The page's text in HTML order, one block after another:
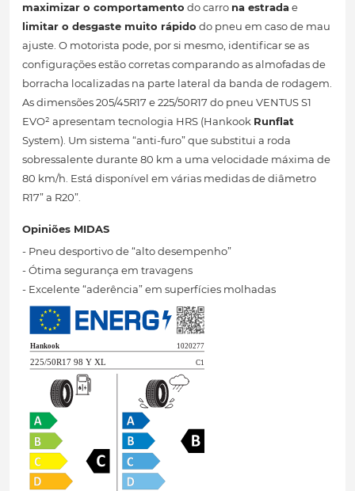
maximizar o comportamento do carro na estradae
limitar o desgaste muito rápido do pneu em caso de mau
ajuste. O motorista pode, por si mesmo, identificar se as
configurações estão corretas comparando as almofadas de
borracha localizadas na parte lateral da banda de rodagem.
As dimensões 205/45R17 e 225/50R17 do pneu VENTUS S1
EVO² apresentam tecnologia HRS (Hankook Runflat
System). Um sistema “anti-furo” que substitui a roda
sobressalente durante 80 km a uma velocidade máxima de
80 km/h. Está disponível em várias medidas de diâmetro
R17” a R20”.
Opiniões MIDAS
- Pneu desportivo de “alto desempenho”
- Ótima segurança em travagens
- Excelente “aderência” em superfícies molhadas